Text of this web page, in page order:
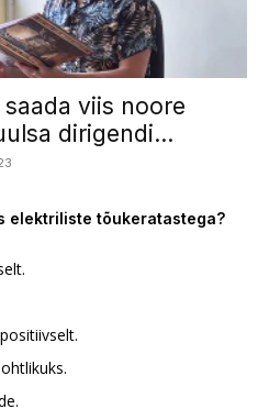
viis noore
dirigendi...
elektriliste tõukeratastega?